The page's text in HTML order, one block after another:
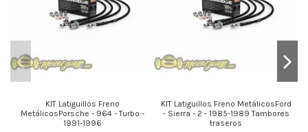
KIT Latiguillos Freno
MetálicosPorsche - 964 - Turbo -
1991-1996
KIT Latiguillos Freno MetálicosFord
- Sierra - 2 - 1985-1989 Tambores
traseros